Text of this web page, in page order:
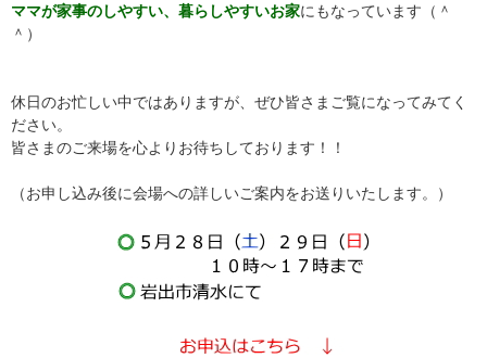
ママが家事のしやすい、暮らしやすいお家にもなっています（＾
＾）
休日のお忙しい中ではありますが、ぜひ皆さまご覧になってみてく
ださい。
皆さまのご来場を心よりお待ちしております！！
（お申し込み後に会場への詳しいご案内をお送りいたします。）